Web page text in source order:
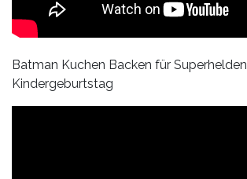
Batman Kuchen Backen für Superhelden
Kindergeburtstag